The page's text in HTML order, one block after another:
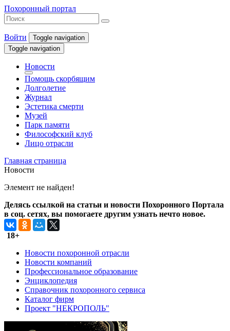
Похоронный портал
Войти
Toggle navigation
Toggle navigation
Новости
Помощь скорбящим
Долголетие
Журнал
Эстетика смерти
Музей
Парк памяти
Философский клуб
Лицо отрасли
Главная страница
Новости
Элемент не найден!
Делясь ссылкой на статьи и новости Похоронного Портала
в соц. сетях, вы помогаете другим узнать нечто новое.
18+
Новости похоронной отрасли
Новости компаний
Профессиональное образование
Энциклопедия
Справочник похоронного сервиса
Каталог фирм
Проект "НЕКРОПОЛЬ"